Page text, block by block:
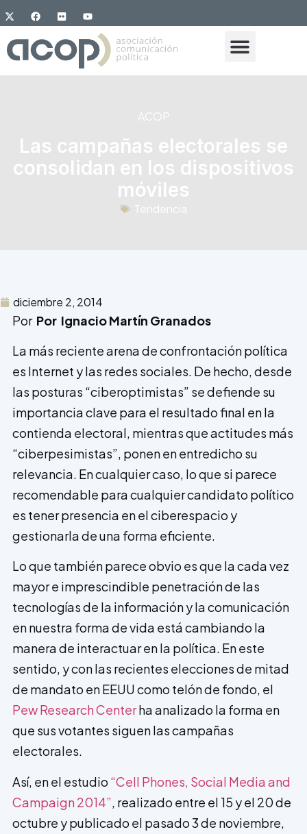
ACOP
Las campañas electorales se
consolidan en los dispositivos
móviles
Tendencia
diciembre 2, 2014
Por Por Ignacio Martín Granados
La más reciente arena de confrontación política
es Internet y las redes sociales. De hecho, desde
las posturas “ciberoptimistas” se defiende su
importancia clave para el resultado final en la
contienda electoral, mientras que actitudes más
“ciberpesimistas”, ponen en entredicho su
relevancia. En cualquier caso, lo que si parece
recomendable para cualquier candidato político
es tener presencia en el ciberespacio y
gestionarla de una forma eficiente.
Lo que también parece obvio es que la cada vez
mayor e imprescindible penetración de las
tecnologías de la información y la comunicación
en nuestra forma de vida está cambiando la
manera de interactuar en la política. En este
sentido, y con las recientes elecciones de mitad
de mandato en EEUU como telón de fondo, el
Pew Research Centerha analizado la forma en
que sus votantes siguen las campañas
electorales.
Así, en el estudio “Cell Phones, Social Media and
Campaign 2014”, realizado entre el 15 y el 20 de
octubre y publicado el pasado 3 de noviembre,